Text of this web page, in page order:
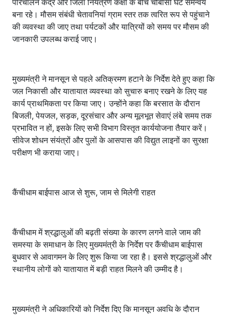
बना रहे। मौसम संबंधी चेतावनियां ग्राम स्तर तक त्वरित रूप से पहुंचाने
की व्यवस्था की जाए तथा पर्यटकों और यात्रियों को समय पर मौसम की
जानकारी उपलब्ध कराई जाए।
मुख्यमंत्री ने मानसून से पहले अतिक्रमण हटाने के निर्देश देते हुए कहा कि
जल निकासी और यातायात व्यवस्था को सुचारु बनाए रखने के लिए यह
कार्य प्राथमिकता पर किया जाए। उन्होंने कहा कि बरसात के दौरान
बिजली, पेयजल, सड़क, दूरसंचार और अन्य मूलभूत सेवाएं लंबे समय तक
प्रभावित न हों, इसके लिए सभी विभाग विस्तृत कार्ययोजना तैयार करें।
सीवेज शोधन संयंत्रों और पुलों के आसपास की विद्युत लाइनों का सुरक्षा
परीक्षण भी कराया जाए।
कैंचीधाम बाईपास आज से शुरू, जाम से मिलेगी राहत
कैंचीधाम में श्रद्धालुओं की बढ़ती संख्या के कारण लगने वाले जाम की
समस्या के समाधान के लिए मुख्यमंत्री के निर्देश पर कैंचीधाम बाईपास
बुधवार से आवागमन के लिए शुरू किया जा रहा है। इससे श्रद्धालुओं और
स्थानीय लोगों को यातायात में बड़ी राहत मिलने की उम्मीद है।
मुख्यमंत्री ने अधिकारियों को निर्देश दिए कि मानसून अवधि के दौरान